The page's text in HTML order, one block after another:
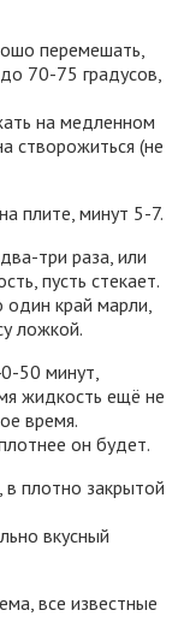
перемешать,
70-75 градусов,
на медленном
створожиться (не
плите, минут 5-7.
три раза, или
пусть стекает.
край марли,
ложкой.
50 минут,
жидкость ещё не
время.
он будет.
плотно закрытой
вкусный
все известные